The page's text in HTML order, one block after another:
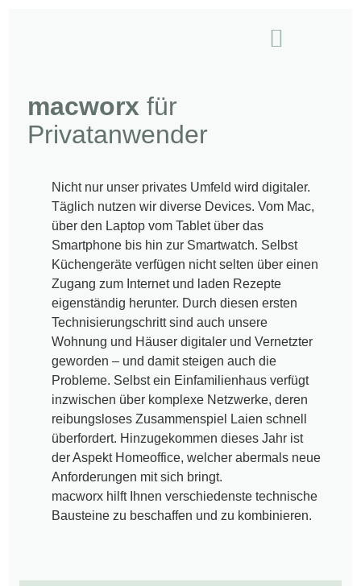
macworx für
Privatanwender
Nicht nur unser privates Umfeld wird digitaler.
Täglich nutzen wir diverse Devices. Vom Mac,
über den Laptop vom Tablet über das
Smartphone bis hin zur Smartwatch. Selbst
Küchengeräte verfügen nicht selten über einen
Zugang zum Internet und laden Rezepte
eigenständig herunter. Durch diesen ersten
Technisierungschritt sind auch unsere
Wohnung und Häuser digitaler und Vernetzter
geworden – und damit steigen auch die
Probleme. Selbst ein Einfamilienhaus verfügt
inzwischen über komplexe Netzwerke, deren
reibungsloses Zusammenspiel Laien schnell
überfordert. Hinzugekommen dieses Jahr ist
der Aspekt Homeoffice, welcher abermals neue
Anforderungen mit sich bringt.
macworx hilft Ihnen verschiedenste technische
Bausteine zu beschaffen und zu kombinieren.